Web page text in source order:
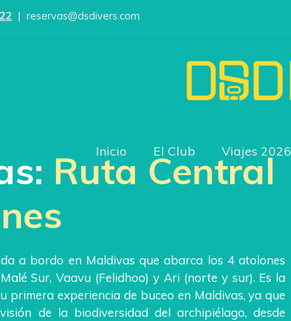
| reservas@dsdivers.com
Inicio El Club Viajes 2026
Ruta Central
a bordo en Maldivas que abarca los 4 atolones
Sur, Vaavu (Felidhoo) y Ari (norte y sur). Es la
primera experiencia de buceo en Maldivas, ya que
de la biodiversidad del archipiélago, desde